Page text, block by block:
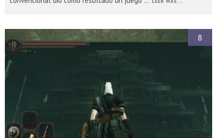
LEER MÁS...
8